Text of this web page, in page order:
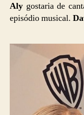
Aly gostaria de
episódio musical.